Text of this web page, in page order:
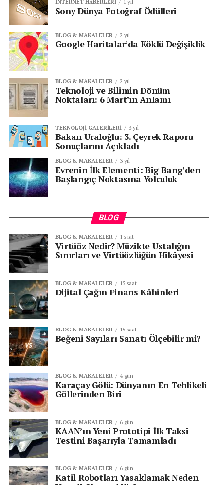
İNTERNET HABERLERI 1 yıl
Sony Dünya Fotoğraf Ödülleri
BLOG & MAKALELER 2 yıl
Google Haritalar’da Köklü Değişiklik
BLOG & MAKALELER 2 yıl
Teknoloji ve Bilimin Dönüm
Noktaları: 6 Mart’ın Anlamı
TEKNOLOJI GALERILERI 3 yıl
Bakan Uraloğlu: 3. Çeyrek Raporu
Sonuçlarını Açıkladı
BLOG & MAKALELER 3 yıl
Evrenin İlk Elementi: Big Bang’den
Başlangıç Noktasına Yolculuk
BLOG
BLOG & MAKALELER 1 saat
Virtüöz Nedir? Müzikte Ustalığın
Sınırları ve Virtüözlüğün Hikâyesi
BLOG & MAKALELER 15 saat
Dijital Çağın Finans Kâhinleri
BLOG & MAKALELER 15 saat
Beğeni Sayıları Sanatı Ölçebilir mi?
BLOG & MAKALELER 4 gün
Karaçay Gölü: Dünyanın En Tehlikeli
Göllerinden Biri
BLOG & MAKALELER 6 gün
KAAN’ın Yeni Prototipi İlk Taksi
Testini Başarıyla Tamamladı
BLOG & MAKALELER 6 gün
Katil Robotları Yasaklamak Neden